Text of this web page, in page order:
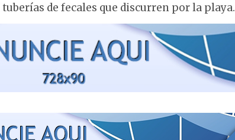
de fecales que discurren por la playa.